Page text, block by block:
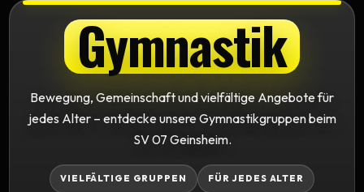
Gymnastik
Bewegung, Gemeinschaft und vielfältige Angebote für
jedes Alter – entdecke unsere Gymnastikgruppen beim
SV 07 Geinsheim.
VIELFÄLTIGE GRUPPEN FÜR JEDES ALTER